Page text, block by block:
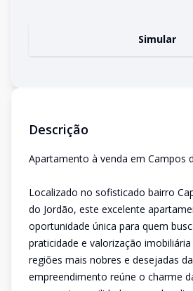
Simular
Descrição
Apartamento à venda em Campos
Localizado no sofisticado bairro
do Jordão, este excelente
oportunidade única para quem
praticidade e valorização
regiões mais nobres e desejadas
empreendimento reúne o charme